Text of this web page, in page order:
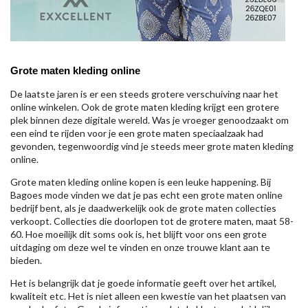
Grote maten kleding online
De laatste jaren is er een steeds grotere verschuiving naar het
online winkelen. Ook de grote maten kleding krijgt een grotere
plek binnen deze digitale wereld. Was je vroeger genoodzaakt om
een eind te rijden voor je een grote maten speciaalzaak had
gevonden, tegenwoordig vind je steeds meer grote maten kleding
online.
Grote maten kleding online kopen is een leuke happening. Bij
Bagoes mode vinden we dat je pas echt een grote maten online
bedrijf bent, als je daadwerkelijk ook de grote maten collecties
verkoopt. Collecties die doorlopen tot de grotere maten, maat 58-
60. Hoe moeilijk dit soms ook is, het blijft voor ons een grote
uitdaging om deze wel te vinden en onze trouwe klant aan te
bieden.
Het is belangrijk dat je goede informatie geeft over het artikel,
kwaliteit etc. Het is niet alleen een kwestie van het plaatsen van